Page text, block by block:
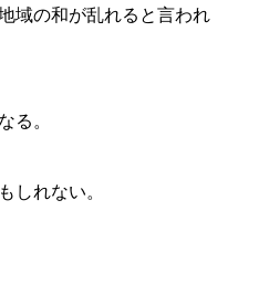
域の和が乱れると言われ
る。
れない。